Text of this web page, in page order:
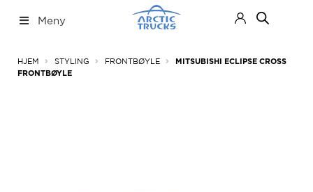
til
til
Meny
ut
HJEM STYLING FRONTBØYLE
MITSUBISHI ECLIPSE CROSS
FRONTBØYLE